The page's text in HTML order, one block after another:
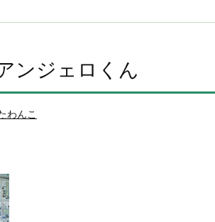
ンジェロくん
わんこ